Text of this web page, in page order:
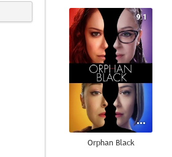
9.1
Orphan Black